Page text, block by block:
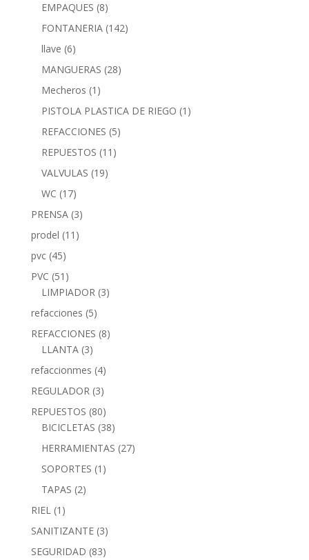
EMPAQUES (8)
FONTANERIA (142)
llave (6)
MANGUERAS (28)
Mecheros (1)
PISTOLA PLASTICA DE RIEGO (1)
REFACCIONES (5)
REPUESTOS (11)
VALVULAS (19)
WC (17)
PRENSA (3)
prodel (11)
pvc (45)
PVC (51)
LIMPIADOR (3)
refacciones (5)
REFACCIONES (8)
LLANTA (3)
refaccionmes (4)
REGULADOR (3)
REPUESTOS (80)
BICICLETAS (38)
HERRAMIENTAS (27)
SOPORTES (1)
TAPAS (2)
RIEL (1)
SANITIZANTE (3)
SEGURIDAD (83)